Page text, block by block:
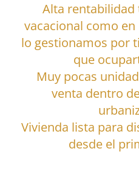
Alta
vacacional como en
lo gestionamos por
que
Muy pocas
venta dentro
Vivienda lista para
desde el